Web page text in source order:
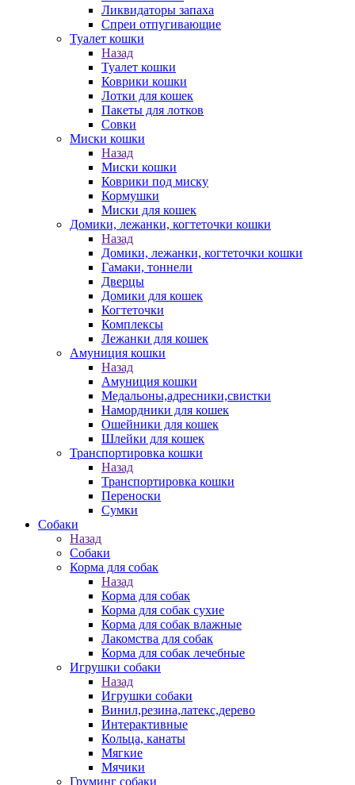
Ликвидаторы запаха
Спреи отпугивающие
Туалет кошки
Назад
Туалет кошки
Коврики кошки
Лотки для кошек
Пакеты для лотков
Совки
Миски кошки
Назад
Миски кошки
Коврики под миску
Кормушки
Миски для кошек
Домики, лежанки, когтеточки кошки
Назад
Домики, лежанки, когтеточки кошки
Гамаки, тоннели
Дверцы
Домики для кошек
Когтеточки
Комплексы
Лежанки для кошек
Амуниция кошки
Назад
Амуниция кошки
Медальоны,адресники,свистки
Намордники для кошек
Ошейники для кошек
Шлейки для кошек
Транспортировка кошки
Назад
Транспортировка кошки
Переноски
Сумки
Собаки
Назад
Собаки
Корма для собак
Назад
Корма для собак
Корма для собак сухие
Корма для собак влажные
Лакомства для собак
Корма для собак лечебные
Игрушки собаки
Назад
Игрушки собаки
Винил,резина,латекс,дерево
Интерактивные
Кольца, канаты
Мягкие
Мячики
Груминг собаки